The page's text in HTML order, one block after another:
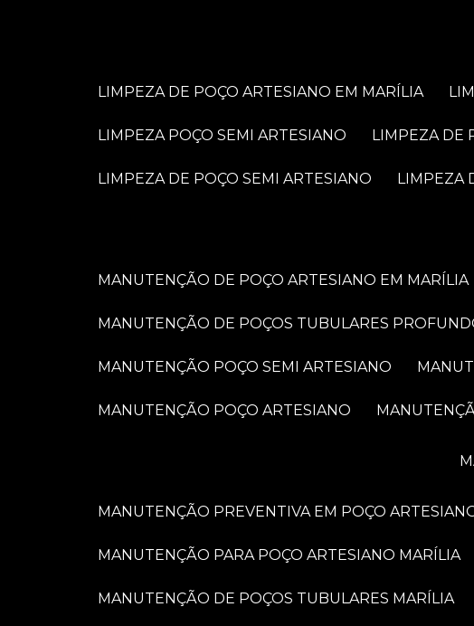
LIMPEZA DE POÇO ARTESIANO EM MARÍLIA
LIMPEZA POÇO SEMI ARTESIANO LIMPEZA DE
LIMPEZA DE POÇO SEMI ARTESIANO LIMPEZA
MANUTENÇÃO DE POÇO ARTESIANO EM MARÍLIA
MANUTENÇÃO DE POÇOS TUBULARES
MANUTENÇÃO POÇO SEMI ARTESIANO
MANUTENÇÃO POÇO ARTESIANO
MANUTENÇÃO PREVENTIVA EM POÇO
MANUTENÇÃO PARA POÇO ARTESIANO MARÍLIA
MANUTENÇÃO DE POÇOS TUBULARES MARÍLIA